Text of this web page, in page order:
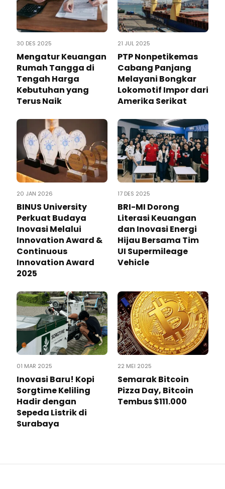
30 DES 2025
Mengatur Keuangan
Rumah Tangga di
Tengah Harga
Kebutuhan yang
Terus Naik
21 JUL 2025
PTP Nonpetikemas
Cabang Panjang
Melayani Bongkar
Lokomotif Impor dari
Amerika Serikat
20 JAN 2026
BINUS University
Perkuat Budaya
Inovasi Melalui
Innovation Award &
Continuous
Innovation Award
2025
17 DES 2025
BRI-MI Dorong
Literasi Keuangan
dan Inovasi Energi
Hijau Bersama Tim
UI Supermileage
Vehicle
01 MAR 2025
Inovasi Baru! Kopi
Sorgtime Keliling
Hadir dengan
Sepeda Listrik di
Surabaya
22 MEI 2025
Semarak Bitcoin
Pizza Day, Bitcoin
Tembus $111.000